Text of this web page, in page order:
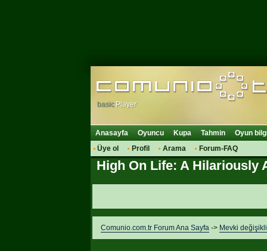
basic Player
Anasayfa Oyuncu Kupa Tahmin Oyun
Üye ol
Profil Arama Forum-FAQ
High On Life: A Hilariously
Comunio.com.tr Forum Ana Sayfa-> Mevki